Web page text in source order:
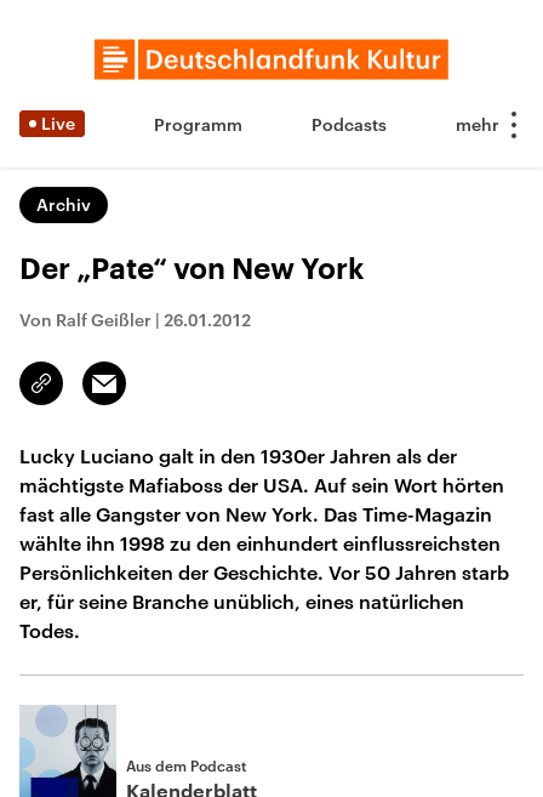
Live Programm Podcasts
Archiv
Der „Pate“ von New York
Von Ralf Geißler | 26.01.2012
Link
kopieren/teilen
Email
Lucky Luciano galt in den 1930er Jahren als der
mächtigste Mafiaboss der USA. Auf sein Wort hörten
fast alle Gangster von New York. Das Time-Magazin
wählte ihn 1998 zu den einhundert einflussreichsten
Persönlichkeiten der Geschichte. Vor 50 Jahren starb
er, für seine Branche unüblich, eines natürlichen
Todes.
Aus dem Podcast
Kalenderblatt